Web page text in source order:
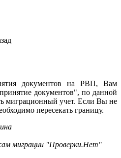
документов на РВП, Вам
документов", по данной
миграционный учет. Если Вы не
пересекать границу.
миграции "Проверки.Нет"